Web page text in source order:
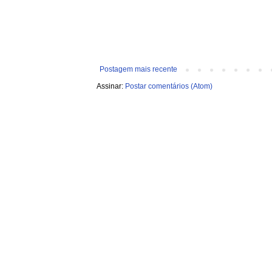
Postagem mais recente
Assinar: Postar comentários (Atom)